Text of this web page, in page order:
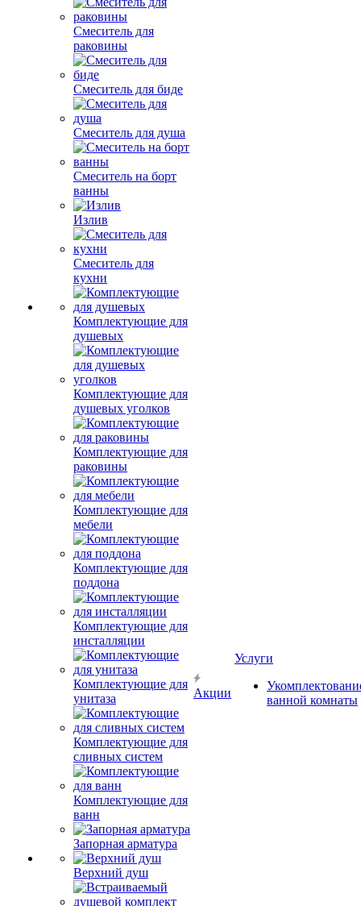
Смеситель для
раковины
Смеситель для биде
Смеситель для душа
Смеситель на борт
ванны
Излив
Смеситель для
кухни
Комплектующие для
душевых
Комплектующие для
душевых уголков
Комплектующие для
раковины
Комплектующие для
мебели
Комплектующие для
поддона
Комплектующие для
инсталляции
Комплектующие для
унитаза
Комплектующие для
сливных систем
Комплектующие для
ванн
Запорная арматура
Верхний душ
Акции
Услуги
ванной комнаты